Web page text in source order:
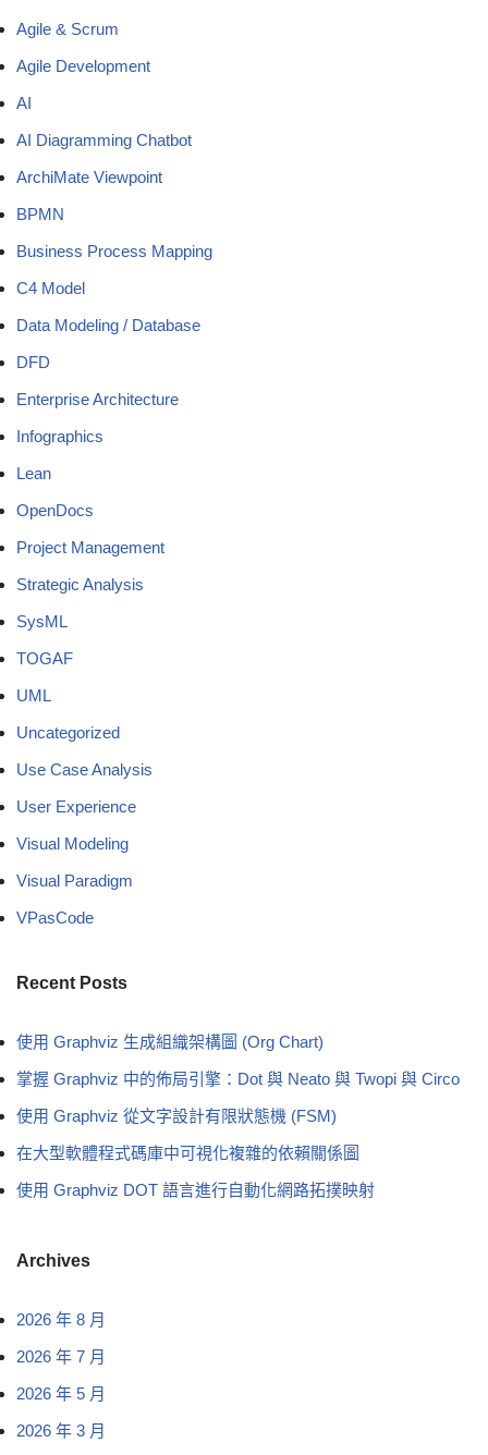
Agile & Scrum
Agile Development
AI
AI Diagramming Chatbot
ArchiMate Viewpoint
BPMN
Business Process Mapping
C4 Model
Data Modeling / Database
DFD
Enterprise Architecture
Infographics
Lean
OpenDocs
Project Management
Strategic Analysis
SysML
TOGAF
UML
Uncategorized
Use Case Analysis
User Experience
Visual Modeling
Visual Paradigm
VPasCode
Recent Posts
使用 Graphviz 生成組織架構圖 (Org Chart)
掌握 Graphviz 中的佈局引擎：Dot 與 Neato 與 Twopi 與 Circo
使用 Graphviz 從文字設計有限狀態機 (FSM)
在大型軟體程式碼庫中可視化複雜的依賴關係圖
使用 Graphviz DOT 語言進行自動化網路拓撲映射
Archives
2026 年 8 月
2026 年 7 月
2026 年 5 月
2026 年 3 月